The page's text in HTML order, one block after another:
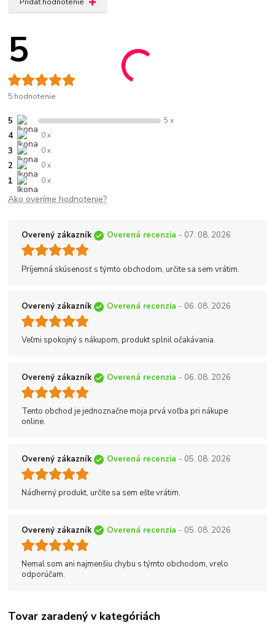
5
5 hodnotenie
5 5 x
4 0 x
3 0 x
2 0 x
1 0 x
Ako overíme hodnotenie?
Overený zákazník Overená recenzia - 07. 08. 2026
Príjemná skúsenosť s týmto obchodom, určite sa sem vrátim.
Overený zákazník Overená recenzia - 06. 08. 2026
Veľmi spokojný s nákupom, produkt splnil očakávania.
Overený zákazník Overená recenzia - 06. 08. 2026
Tento obchod je jednoznačne moja prvá voľba pri nákupe
online.
Overený zákazník Overená recenzia - 05. 08. 2026
Nádherný produkt, určite sa sem ešte vrátim.
Overený zákazník Overená recenzia - 05. 08. 2026
Nemal som ani najmenšiu chybu s týmto obchodom, vrelo
odporúčam.
Tovar zaradený v kategóriách